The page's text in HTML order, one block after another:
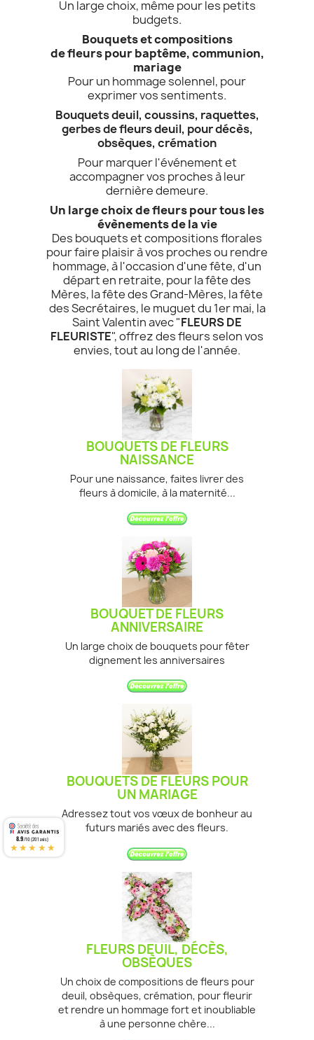
Un large choix, même pour les petits
budgets.
Bouquets et compositions
de fleurs pour baptême, communion,
mariage
Pour un hommage solennel, pour
exprimer vos sentiments.
Bouquets deuil, coussins, raquettes,
gerbes de fleurs deuil, pour décès,
obsèques, crémation
Pour marquer l'événement et
accompagner vos proches à leur
dernière demeure.
Un large choix de fleurs pour tous les
évènements de la vie
Des bouquets et compositions florales
pour faire plaisir à vos proches ou rendre
hommage, à l'occasion d'une fête, d'un
départ en retraite, pour la fête des
Mères, la fête des Grand-Mères, la fête
des Secrétaires, le muguet du 1er mai, la
Saint Valentin avec "FLEURS DE
FLEURISTE", offrez des fleurs selon vos
envies, tout au long de l'année.
BOUQUETS DE FLEURS
NAISSANCE
Pour une naissance, faites livrer des
fleurs à domicile, à la maternité...
BOUQUET DE FLEURS
ANNIVERSAIRE
Un large choix de bouquets pour fêter
dignement les anniversaires
BOUQUETS DE FLEURS POUR
UN MARIAGE
Adressez tout vos vœux de bonheur au
futurs mariés avec des fleurs.
FLEURS DEUIL, DÉCÈS,
OBSÈQUES
Un choix de compositions de fleurs pour
deuil, obsèques, crémation, pour fleurir
et rendre un hommage fort et inoubliable
à une personne chère...
8.9/10 (201 avis)
★★★★★